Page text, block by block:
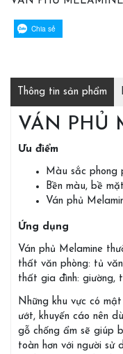
Chia sẻ
Thông tin sản phẩm
VÁN PHỦ
Ưu điểm
Màu sắc phong
Bền màu, bề
Ván phủ
Ứng dụng
Ván phủ Melamine
thất văn phòng: tủ
thất gia đình: giường,
Những khu vực có
ướt, khuyến cáo nên
gỗ chống ẩm sẽ giúp
toàn hơn với người sử